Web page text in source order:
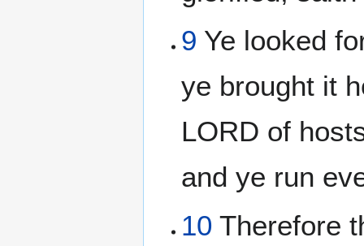
9 Ye looked
ye brought it
LORD of
and ye run
10 Therefore